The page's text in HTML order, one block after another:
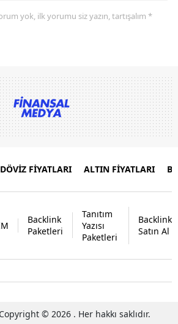
yok, ilk yorumu siz yazın, tartışalım *
DÖVİZ FİYATLARI ALTIN FİYATLARI
Backlink
Paketleri
Tanıtım
Yazısı
Paketleri
Backlink
Satın Al
Copyright © 2026 . Her hakkı saklıdır.